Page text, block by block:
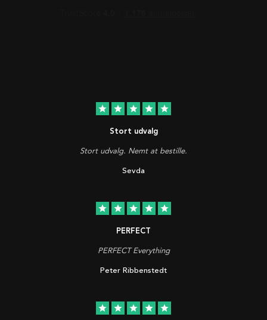
star star star star star
Stort udvalg
Stort udvalg. Nemt at bestille.
Sevda
star star star star star
PERFECT
PERFECT Everything
Peter Ribbenstedt
star star star star star